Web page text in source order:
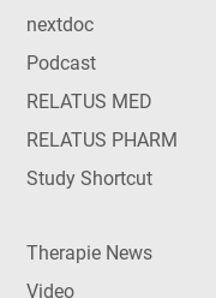
nextdoc
Podcast
RELATUS MED
RELATUS PHARM
Study Shortcut
Therapie News
Video